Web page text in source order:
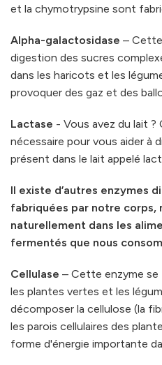
et la chymotrypsine sont
Alpha-galactosidase –
digestion des sucres
dans les haricots et les
provoquer des gaz et des
Lactase - Vous avez du lait
nécessaire pour vous aider à
présent dans le lait appelé
Il existe d’autres enzymes
fabriquées par notre corps,
naturellement dans les
fermentés que nous
Cellulase – Cette enzyme se
les plantes vertes et les
décomposer la cellulose (la
les parois cellulaires des
forme d'énergie importante